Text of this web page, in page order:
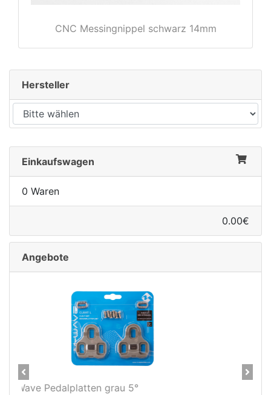
CNC Messingnippel schwarz 14mm
Hersteller
Einkaufswagen
0 Waren
0.00€
Angebote
Novatec X-Light Disc
Previous Next